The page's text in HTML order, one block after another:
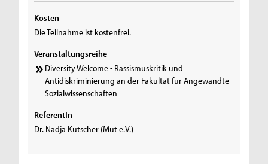
Kosten
Die Teilnahme ist kostenfrei.
Veranstaltungsreihe
Diversity Welcome - Rassismuskritik und
Antidiskriminierung an der Fakultät für Angewandte
Sozialwissenschaften
ReferentIn
Dr. Nadja Kutscher (Mut e.V.)